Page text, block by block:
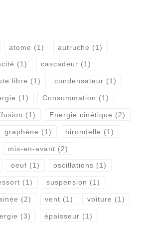
atome (1) autruche (1)
(1) cascadeur (1)
libre (1) condensateur (1)
(1) Consommation (1)
(1) Energie cinétique (2)
graphène (1) hirondelle (1)
mis-en-avant (2)
oeuf (1) oscillations (1)
(1) suspension (1)
(2) vent (1) voiture (1)
(3) épaisseur (1)